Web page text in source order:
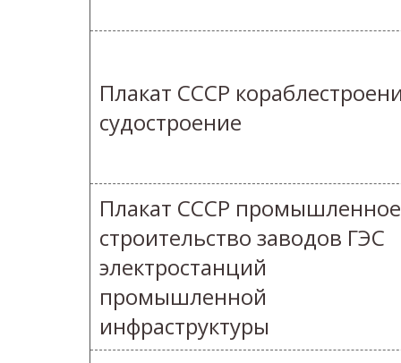
Плакат СССР
судостроение
Плакат СССР промышленное
строительство заводов ГЭС
электростанций
промышленной
инфраструктуры